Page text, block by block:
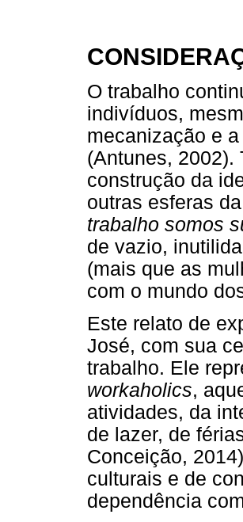
O trabalho
indivíduos,
mecanização e
(Antunes, 2002).
construção da
outras esferas
trabalho somos
de vazio,
(mais que as
com o mundo
Este relato de
José, com sua
trabalho. Ele
workaholics,
atividades, da
de lazer, de
Conceição,
culturais e de
dependência